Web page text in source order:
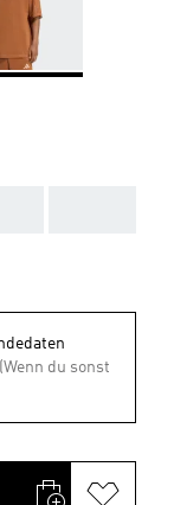
(Wenn du sonst